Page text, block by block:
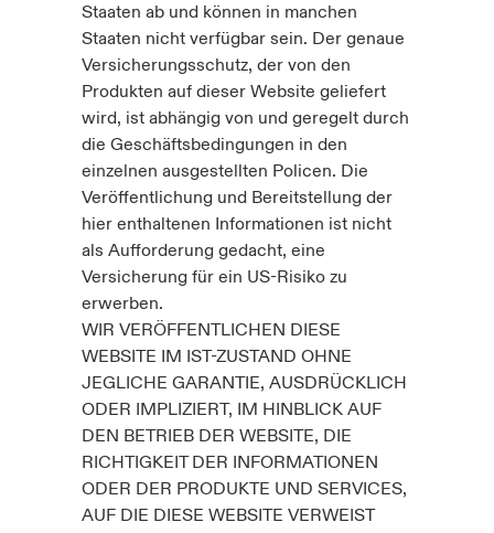
Staaten ab und können in manchen
Staaten nicht verfügbar sein. Der genaue
Versicherungsschutz, der von den
Produkten auf dieser Website geliefert
wird, ist abhängig von und geregelt durch
die Geschäftsbedingungen in den
einzelnen ausgestellten Policen. Die
Veröffentlichung und Bereitstellung der
hier enthaltenen Informationen ist nicht
als Aufforderung gedacht, eine
Versicherung für ein US-Risiko zu
erwerben.
WIR VERÖFFENTLICHEN DIESE
WEBSITE IM IST-ZUSTAND OHNE
JEGLICHE GARANTIE, AUSDRÜCKLICH
ODER IMPLIZIERT, IM HINBLICK AUF
DEN BETRIEB DER WEBSITE, DIE
RICHTIGKEIT DER INFORMATIONEN
ODER DER PRODUKTE UND SERVICES,
AUF DIE DIESE WEBSITE VERWEIST